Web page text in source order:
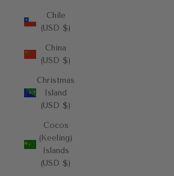
Chile
(USD $)
China
(USD $)
Christmas
Island
(USD $)
Cocos
(Keeling)
Islands
(USD $)